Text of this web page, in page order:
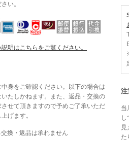
い。
明はこちらをご覧ください。
身をご確認ください。以下の場合は
たしかねます。また、返品・交換の
せて頂きますので予めご了承いただ
げます。
換・返品は承れません
注
当
見
た